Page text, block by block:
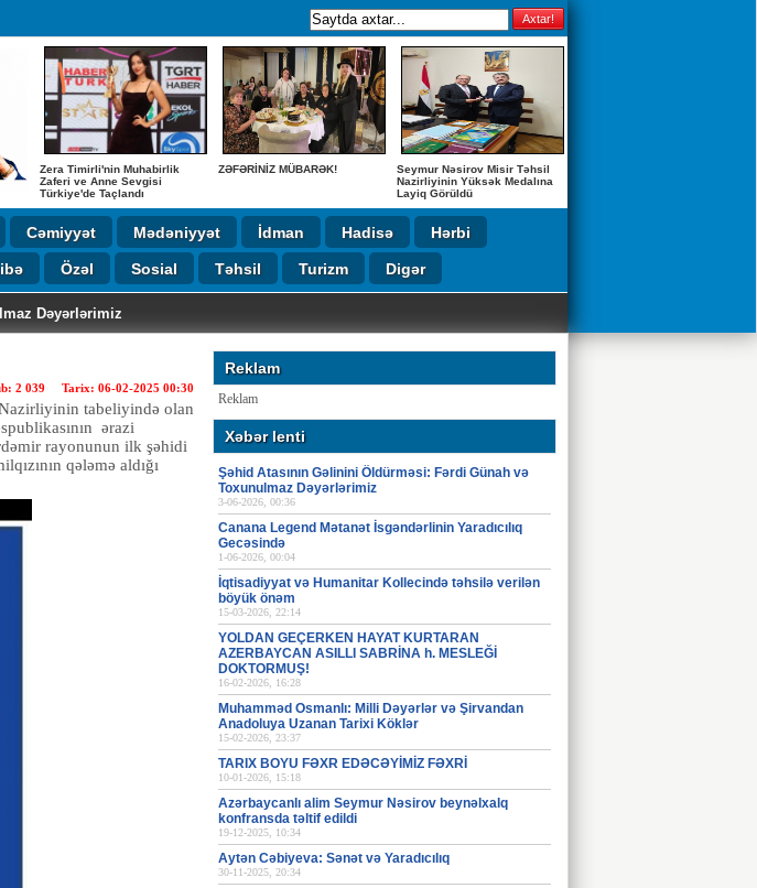
Zera Timirli'nin Muhabirlik
Zaferi ve Anne Sevgisi
Türkiye'de Taçlandı
ZƏFƏRİNİZ MÜBARƏK!
Seymur Nəsirov Misir Təhsil
Nazirliyinin Yüksək Medalına
Layiq Görüldü
Cəmiyyət Mədəniyyət İdman Hadisə Hərbi
Özəl Sosial Təhsil Turizm Digər
Dəyərlərimiz
SABRİNA h. MESLEĞİ DOKTORMUŞ!
Uzanan Tarixi Köklər
edildi
Taçlandı
Görmədən Dünyasını Dəyişdi
Reklam
Reklam
Xəbər lenti
Şəhid Atasının Gəlinini Öldürməsi: Fərdi Günah və
Toxunulmaz Dəyərlərimiz
3-06-2026, 00:36
Canana Legend Mətanət İsgəndərlinin Yaradıcılıq
Gecəsində
1-06-2026, 00:04
İqtisadiyyat və Humanitar Kollecində təhsilə verilən
böyük önəm
15-03-2026, 22:14
YOLDAN GEÇERKEN HAYAT KURTARAN
AZERBAYCAN ASILLI SABRİNA h. MESLEĞİ
DOKTORMUŞ!
16-02-2026, 16:28
Muhamməd Osmanlı: Milli Dəyərlər və Şirvandan
Anadoluya Uzanan Tarixi Köklər
15-02-2026, 23:37
TARIX BOYU FƏXR EDƏCƏYİMİZ FƏXRİ
10-01-2026, 15:18
Azərbaycanlı alim Seymur Nəsirov beynəlxalq
konfransda təltif edildi
19-12-2025, 10:34
Aytən Cəbiyeva: Sənət və Yaradıcılıq
30-11-2025, 20:34
2 039 Tarix: 06-02-2025 00:30
tabeliyində olan
ərazi
rayonunun ilk şəhidi
qələmə aldığı